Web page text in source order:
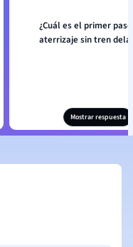
¿Cuál es el primer
aterrizaje sin tren
Mostrar respuesta